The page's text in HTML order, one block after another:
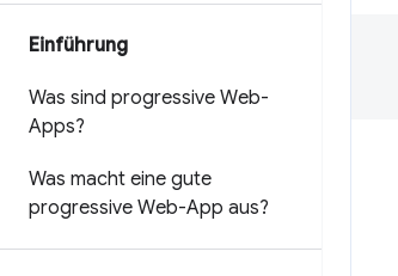
Einführung
Was sind progressive Web-
Apps?
Was macht eine gute
progressive Web-App aus?